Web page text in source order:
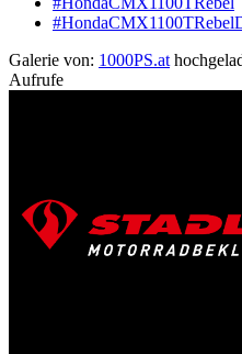
Galerie von: 1000PS.at
Aufrufe